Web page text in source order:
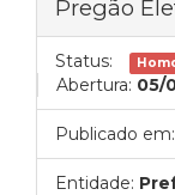
Pregão
Status:
Abertura: 05/
Publicado em:
Entidade: